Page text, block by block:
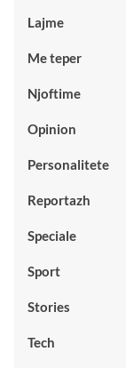
Lajme
Me teper
Njoftime
Opinion
Personalitete
Reportazh
Speciale
Sport
Stories
Tech